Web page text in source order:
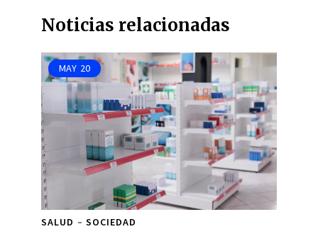
Noticias relacionadas
MAY 20
SALUD SOCIEDAD